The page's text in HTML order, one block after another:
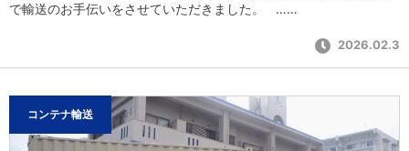
で輸送のお手伝いをさせていただきました。 ……
2026.02.3
コンテナ輸送